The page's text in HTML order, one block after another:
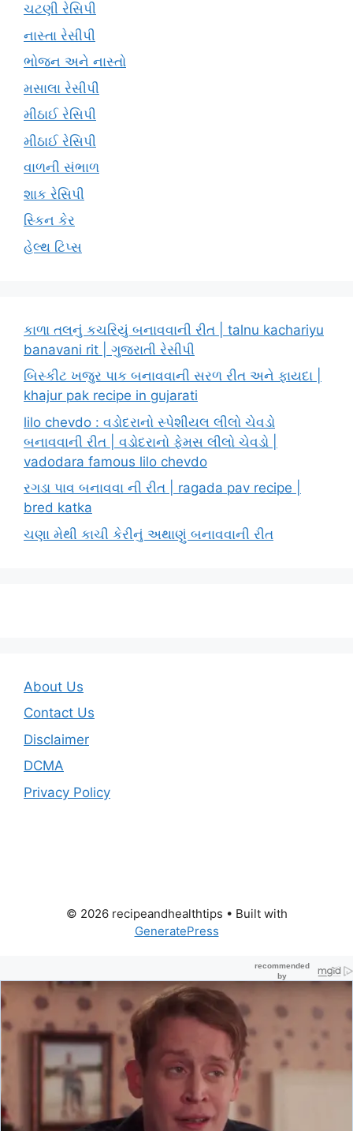
ચટણી રેસિપી
નાસ્તા રેસીપી
ભોજન અને નાસ્તો
મસાલા રેસીપી
મીઠાઈ રેસિપી
મીઠાઈ રેસિપી
વાળની સંભાળ
શાક રેસિપી
સ્કિન કેર
હેલ્થ ટિપ્સ
કાળા તલનું કચરિયું બનાવવાની રીત | talnu kachariyu
banavani rit | ગુજરાતી રેસીપી
બિસ્કીટ ખજુર પાક બનાવવાની સરળ રીત અને ફાયદા |
khajur pak recipe in gujarati
lilo chevdo : વડોદરાનો સ્પેશીયલ લીલો ચેવડો
બનાવવાની રીત | વડોદરાનો ફેમસ લીલો ચેવડો |
vadodara famous lilo chevdo
રગડા પાવ બનાવવા ની રીત | ragada pav recipe |
bred katka
ચણા મેથી કાચી કેરીનું અથાણું બનાવવાની રીત
About Us
Contact Us
Disclaimer
DCMA
Privacy Policy
© 2026 recipeandhealthtips • Built with
GeneratePress